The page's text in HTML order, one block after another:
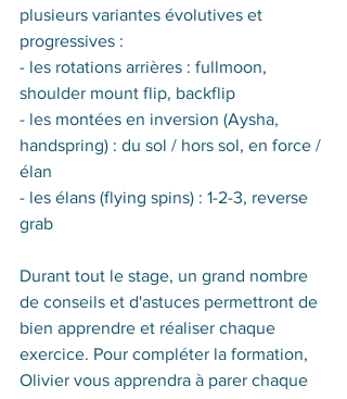
plusieurs variantes évolutives et
progressives :
- les rotations arrières : fullmoon,
shoulder mount flip, backflip
- les montées en inversion (Aysha,
handspring) : du sol / hors sol, en force /
élan
- les élans (flying spins) : 1-2-3, reverse
grab
Durant tout le stage, un grand nombre
de conseils et d'astuces permettront de
bien apprendre et réaliser chaque
exercice. Pour compléter la formation,
Olivier vous apprendra à parer chaque